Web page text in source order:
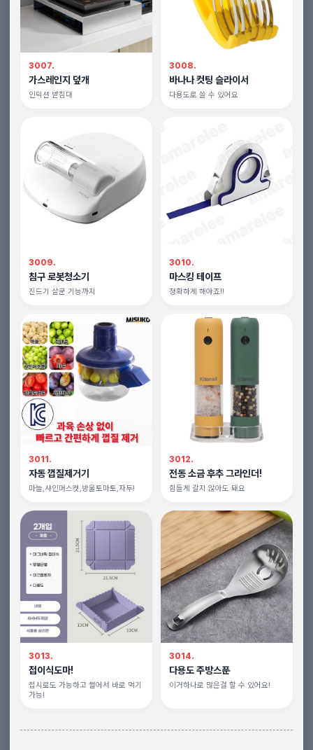
3007.
가스레인지 덮개
인덕션 받침대
3008.
바나나 컷팅 슬라이서
다용도로 쓸 수 있어요
3009.
침구 로봇청소기
진드기 살균 기능까지
3010.
마스킹 테이프
정확하게 해야죠!!
3011.
자동 껍질제거기
마늘,샤인머스켓,방울토마토,자두!
3012.
전동 소금 후추 그라인더!
힘들게 갈지 않아도 돼요
3013.
접이식도마!
접시로도 가능하고 썰어서 바로 먹기
가능!
3014.
다용도 주방스푼
이거하나로 많은걸 할 수 있어요!